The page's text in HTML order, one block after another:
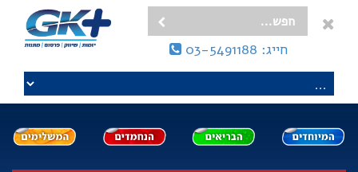
חייג: 03-5491188